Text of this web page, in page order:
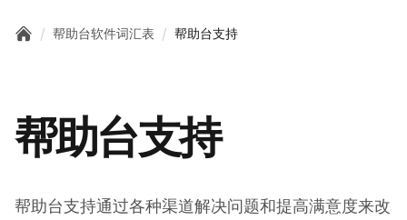
/ 帮助台软件词汇表 / 帮助台支持
帮助台支持
帮助台支持通过各种渠道解决问题和提高满意度来改